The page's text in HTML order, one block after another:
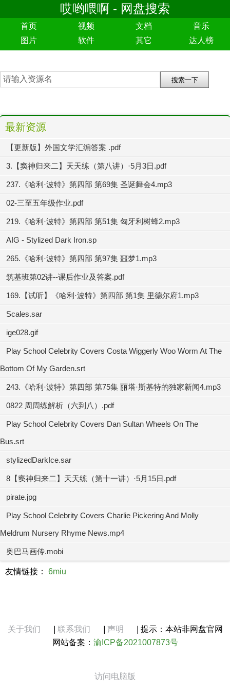
哎哟喂啊 - 网盘搜索
首页 视频 文档
音乐
图片
软件 其它 达人榜
最新资源
【更新版】外国文学汇编答案 .pdf
3.【窦神归来二】天天练（第八讲）·5月3日.pdf
237.《哈利·波特》第四部 第69集 圣诞舞会4.mp3
02-三至五年级作业.pdf
219.《哈利·波特》第四部 第51集 匈牙利树蜂2.mp3
AIG - Stylized Dark Iron.sp
265.《哈利·波特》第四部 第97集 噩梦1.mp3
筑基班第02讲--课后作业及答案.pdf
169.【试听】《哈利·波特》第四部 第1集 里德尔府1.mp3
Scales.sar
ige028.gif
Play School Celebrity Covers Costa Wiggerly Woo Worm At The
Bottom Of My Garden.srt
243.《哈利·波特》第四部 第75集 丽塔·斯基特的独家新闻4.mp3
0822 周周练解析（六到八）.pdf
Play School Celebrity Covers Dan Sultan Wheels On The
Bus.srt
stylizedDarkIce.sar
8【窦神归来二】天天练（第十一讲）·5月15日.pdf
pirate.jpg
Play School Celebrity Covers Charlie Pickering And Molly
Meldrum Nursery Rhyme News.mp4
奥巴马画传.mobi
友情链接： 6miu
关于我们 联系我们 声明
提示：本站非网盘官网
网站备案： 渝ICP备2021007873号
访问电脑版